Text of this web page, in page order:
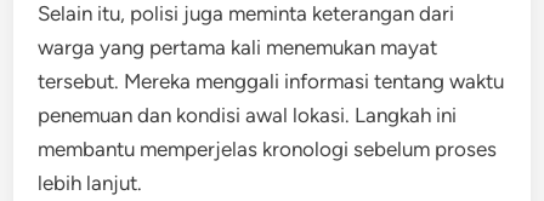
Selain itu, polisi juga meminta keterangan dari
warga yang pertama kali menemukan mayat
tersebut. Mereka menggali informasi tentang waktu
penemuan dan kondisi awal lokasi. Langkah ini
membantu memperjelas kronologi sebelum proses
lebih lanjut.